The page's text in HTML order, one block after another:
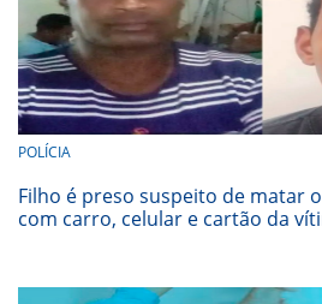
POLÍCIA
Filho é preso suspeito de matar
com carro, celular e cartão da